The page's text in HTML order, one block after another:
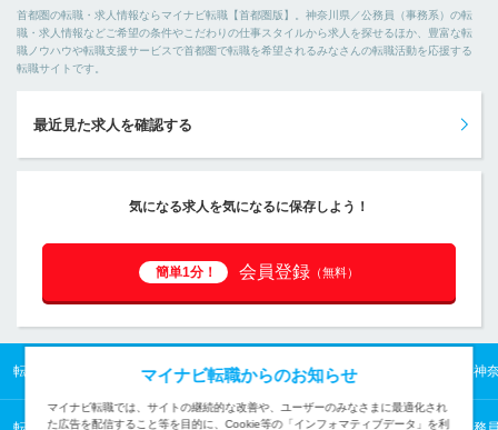
首都圏の転職・求人情報ならマイナビ転職【首都圏版】。神奈川県／公務員（事務系）の転
職・求人情報などご希望の条件やこだわりの仕事スタイルから求人を探せるほか、豊富な転
職ノウハウや転職支援サービスで首都圏で転職を希望されるみなさんの転職活動を応援する
転職サイトです。
最近見た求人を確認する
気になる求人を気になるに保存しよう！
簡単1分！ 会員登録 （無料）
転職TOP 首都圏の転職・求人情報TOP 神奈川県の転職・求人情報TOP 神
マイナビ転職からのお知らせ
マイナビ転職では、サイトの継続的な改善や、ユーザーのみなさまに最適化され
た広告を配信すること等を目的に、Cookie等の「インフォマティブデータ」を利